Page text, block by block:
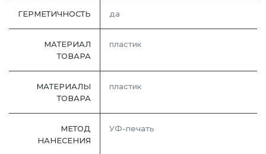
ГЕРМЕТИЧНОСТЬ да
МАТЕРИАЛ
ТОВАРА
пластик
МАТЕРИАЛЫ
ТОВАРА
пластик
МЕТОД
НАНЕСЕНИЯ
УФ-печать